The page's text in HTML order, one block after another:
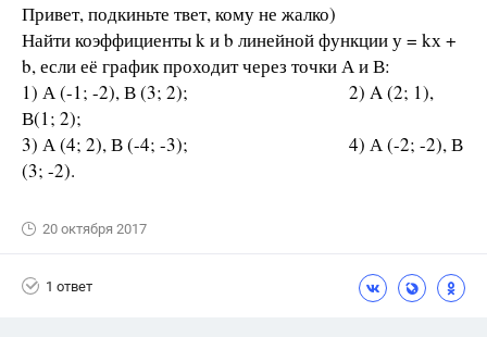
Привет, подкиньте твет, кому не жалко)
Найти коэффициенты k и b линейной функции у = kх +
b, если её график проходит через точки А и В:
1) А (-1; -2), В (3; 2); 2) A (2; 1),
В(1; 2);
3) А (4; 2), В (-4; -3); 4) А (-2; -2), В
(3; -2).
20 октября 2017
1 ответ